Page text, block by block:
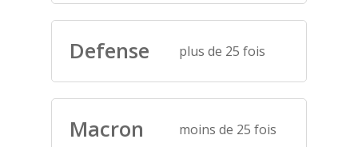
Defense plus de 25 fois
Macron moins de 25 fois